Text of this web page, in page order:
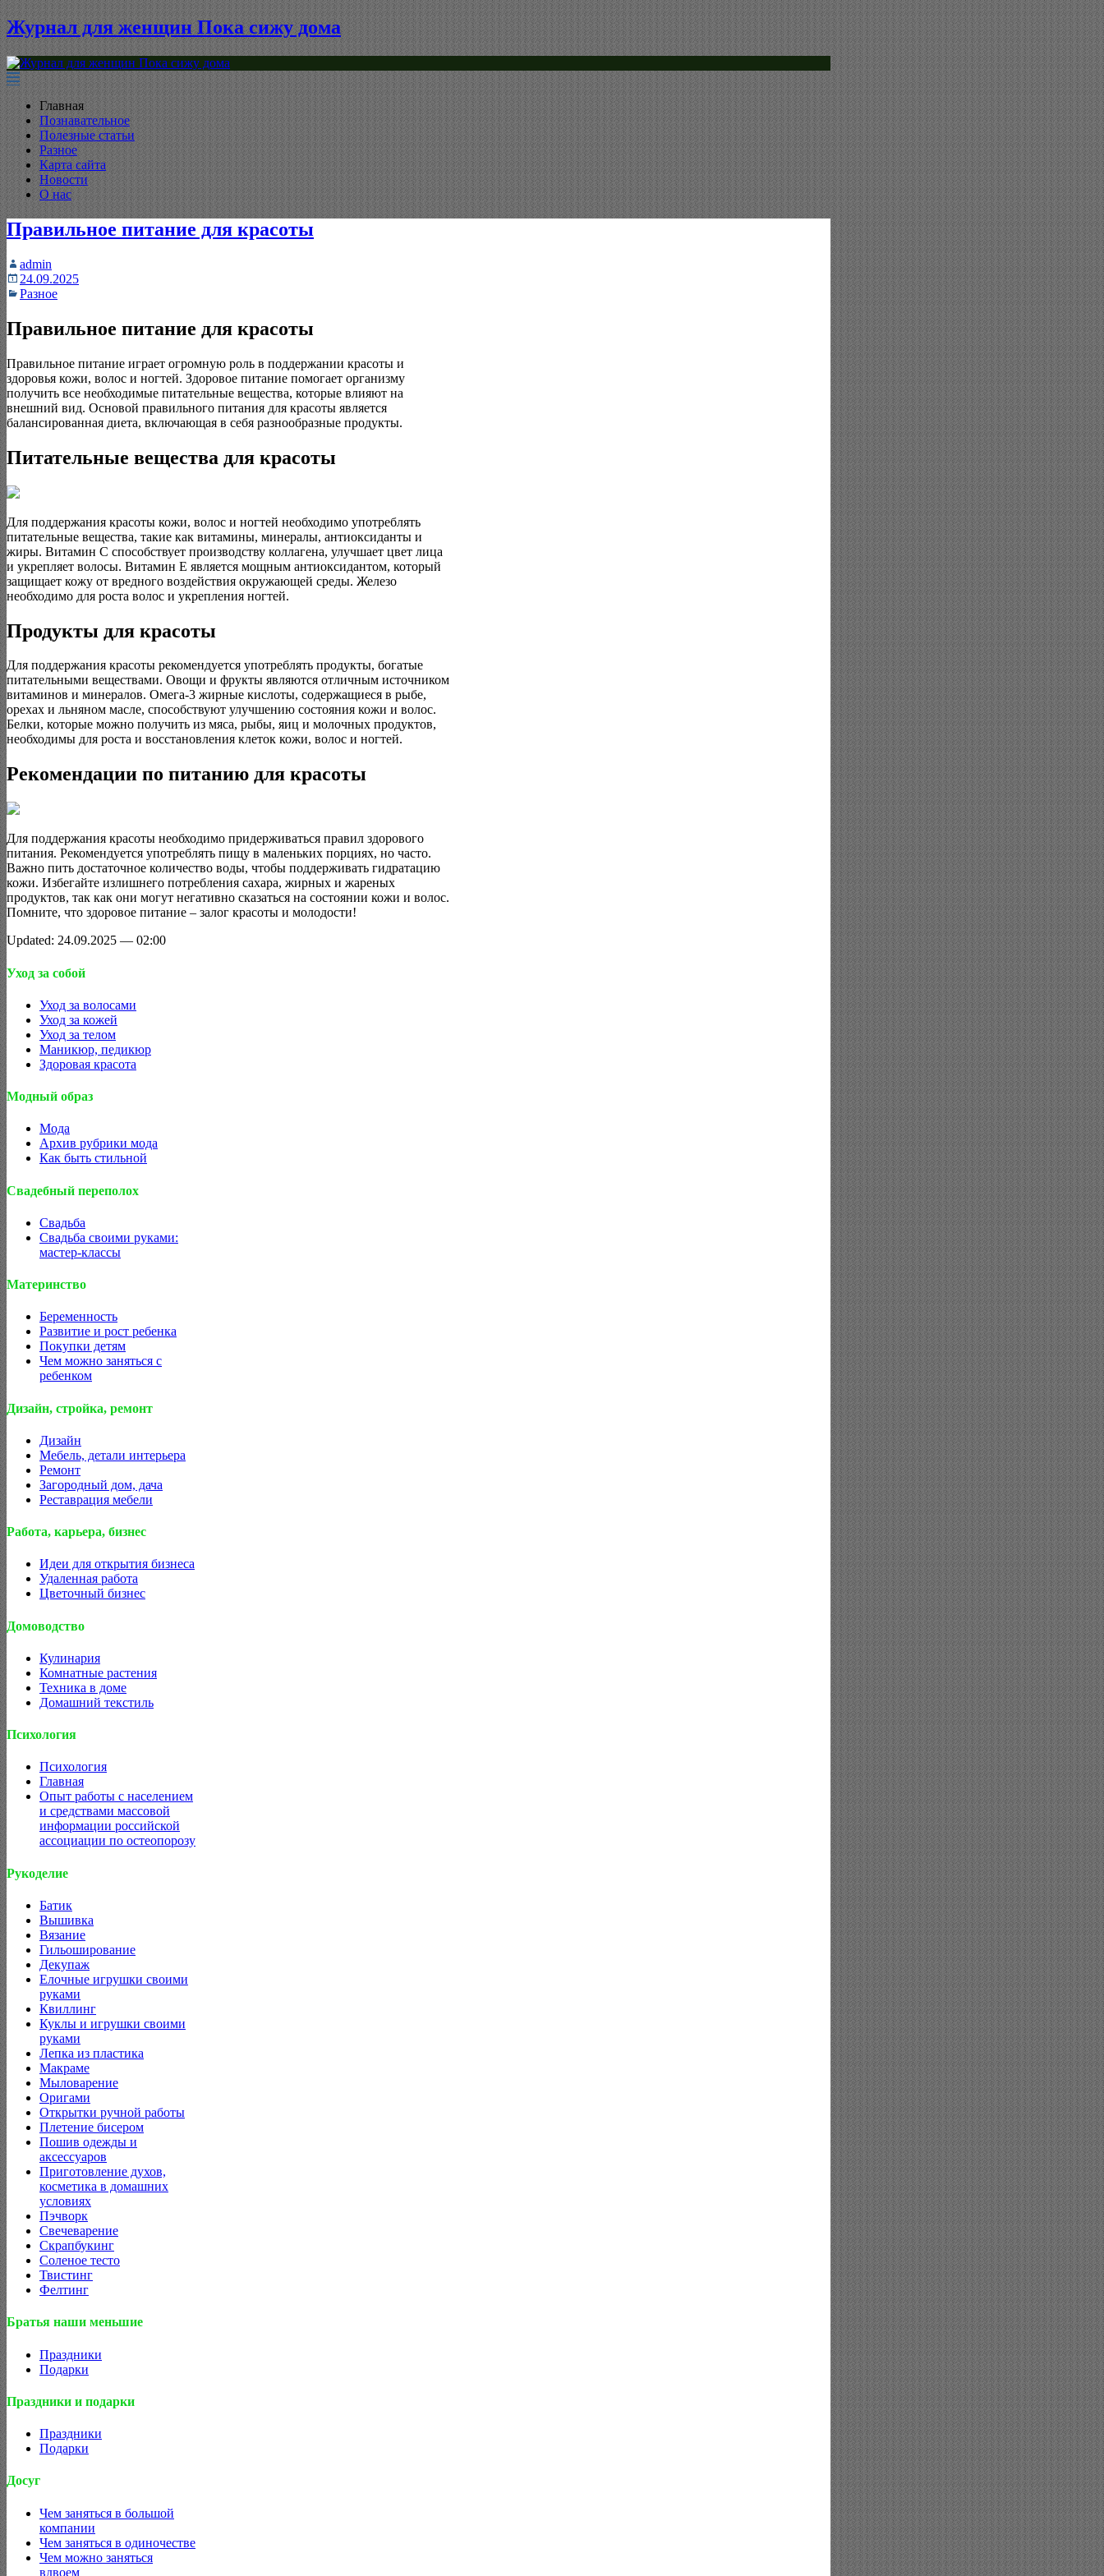
Журнал для женщин Пока сижу дома
Главная
Познавательное
Полезные статьи
Разное
Карта сайта
Новости
О нас
Правильное питание для красоты
admin
24.09.2025
Разное
Правильное питание для красоты
Правильное питание играет огромную роль в поддержании красоты и
здоровья кожи, волос и ногтей. Здоровое питание помогает организму
получить все необходимые питательные вещества, которые влияют на
внешний вид. Основой правильного питания для красоты является
балансированная диета, включающая в себя разнообразные продукты.
Питательные вещества для красоты
Для поддержания красоты кожи, волос и ногтей необходимо употреблять
питательные вещества, такие как витамины, минералы, антиоксиданты и
жиры. Витамин С способствует производству коллагена, улучшает цвет лица
и укрепляет волосы. Витамин Е является мощным антиоксидантом, который
защищает кожу от вредного воздействия окружающей среды. Железо
необходимо для роста волос и укрепления ногтей.
Продукты для красоты
Для поддержания красоты рекомендуется употреблять продукты, богатые
питательными веществами. Овощи и фрукты являются отличным источником
витаминов и минералов. Омега-3 жирные кислоты, содержащиеся в рыбе,
орехах и льняном масле, способствуют улучшению состояния кожи и волос.
Белки, которые можно получить из мяса, рыбы, яиц и молочных продуктов,
необходимы для роста и восстановления клеток кожи, волос и ногтей.
Рекомендации по питанию для красоты
Для поддержания красоты необходимо придерживаться правил здорового
питания. Рекомендуется употреблять пищу в маленьких порциях, но часто.
Важно пить достаточное количество воды, чтобы поддерживать гидратацию
кожи. Избегайте излишнего потребления сахара, жирных и жареных
продуктов, так как они могут негативно сказаться на состоянии кожи и волос.
Помните, что здоровое питание – залог красоты и молодости!
Updated: 24.09.2025 — 02:00
Уход за собой
Уход за волосами
Уход за кожей
Уход за телом
Маникюр, педикюр
Здоровая красота
Модный образ
Мода
Архив рубрики мода
Как быть стильной
Свадебный переполох
Свадьба
Свадьба своими руками:
мастер-классы
Материнство
Беременность
Развитие и рост ребенка
Покупки детям
Чем можно заняться с
ребенком
Дизайн, стройка, ремонт
Дизайн
Мебель, детали интерьера
Ремонт
Загородный дом, дача
Реставрация мебели
Работа, карьера, бизнес
Идеи для открытия бизнеса
Удаленная работа
Цветочный бизнес
Домоводство
Кулинария
Комнатные растения
Техника в доме
Домашний текстиль
Психология
Психология
Главная
Опыт работы с населением
и средствами массовой
информации российской
ассоциации по остеопорозу
Рукоделие
Батик
Вышивка
Вязание
Гильоширование
Декупаж
Елочные игрушки своими
руками
Квиллинг
Куклы и игрушки своими
руками
Лепка из пластика
Макраме
Мыловарение
Оригами
Открытки ручной работы
Плетение бисером
Пошив одежды и
аксессуаров
Приготовление духов,
косметика в домашних
условиях
Пэчворк
Свечеварение
Скрапбукинг
Соленое тесто
Твистинг
Фелтинг
Братья наши меньшие
Праздники
Подарки
Праздники и подарки
Праздники
Подарки
Досуг
Чем заняться в большой
компании
Чем заняться в одиночестве
Чем можно заняться
вдвоем